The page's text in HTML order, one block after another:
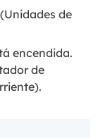
de
encendida.
de